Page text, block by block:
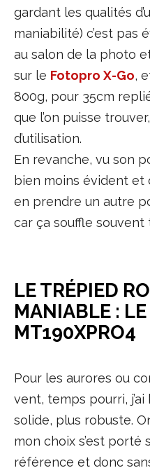
gardant les qualités
maniabilité) c’est pas
au salon de la photo
sur le Fotopro X-Go,
800g, pour 35cm
que l’on puisse
d’utilisation.
En revanche, vu son
bien moins évident et
en prendre un autre
car ça souffle souvent
LE TRÉPIED
MANIABLE :
MT190XPRO4
Pour les aurores ou
vent, temps pourri,
solide, plus robuste.
mon choix s’est porté
référence et donc